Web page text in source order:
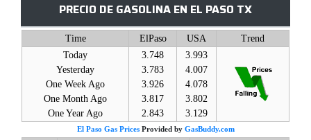
PRECIO DE GASOLINA EN EL PASO TX
Time ElPaso USA
Trend
Today
Yesterday
One Week Ago
One Month Ago
One Year Ago
3.748
3.783
3.926
3.817
2.843
3.993
4.007
4.078
3.802
3.129
El Paso Gas PricesProvided by GasBuddy.com